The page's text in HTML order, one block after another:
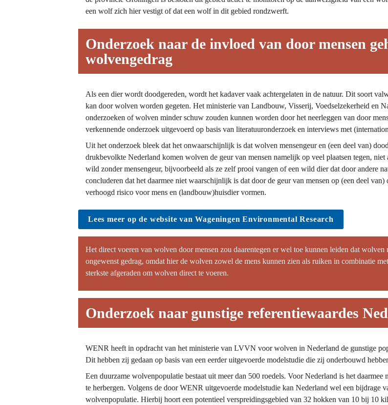
een wolf zich hier vestigt of dat een wolf in dit gebied rondzwerft.
Onderzoek naar de invloed van door mensen
wolvengedrag
Als een dier wordt doodgereden, wordt het kadaver vaak achtergelaten in de natuur. Dit soort
kan door wolven worden gegeten. Het ministerie van Landbouw, Visserij, Voedselzekerheid en
onderzoeken of wolven minder schuw zouden kunnen worden door het neerleggen van door
verkennende onderzoek uitgevoerd op basis van literatuuronderzoek en interviews met
Uit het onderzoek bleek dat het onwaarschijnlijk is dat wolven mensengeur en (een deel van)
drukbevolkte Nederland komen wolven de geur van mensen namelijk op veel plaatsen tegen,
wild zonder mensengeur, bijvoorbeeld als ze zelf prooi vangen of een wild dier dat door andere
concluderen dat het daarmee niet waarschijnlijk is dat door de geur van mensen op (een deel
verhoogd risico voor mens en (landbouw)huisdier vormen.
Lees meer op de website van Wageningen Environmental Research
Het direct voeren van wolven door mensen zou daarentegen er wel toe kunnen leiden dat wolven
ongewenst gedrag, omdat hier de wolven zowel de mens kunnen zien als ruiken in combinatie
sterkste afgeraden om wolven direct te voeren.
Onderzoek naar gunstige referentiewaardes
WENR heeft in opdracht van het ministerie van LVVN voor wolven in Nederland de gunstige
Dit hebben zij gedaan op basis van een eerder uitgevoerde modelstudie die zij onderbouwd
Een duurzame wolvenpopulatie bestaat uit meer dan 500 roedels. Voor Nederland is het
te herbergen. Volgens de door WENR uitgevoerde modelstudie kan Nederland wel een bijdrage
wolvenpopulatie. Hierbij hoort een potentieel verspreidingsgebied van 32 hokken van 10 bij 10